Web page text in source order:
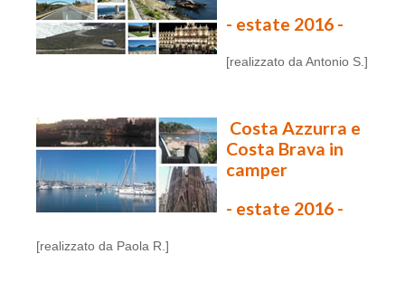
- estate 2016 -
[realizzato da Antonio S.]
Costa Azzurra e
Costa Brava in
camper
- estate 2016 -
[realizzato da Paola R.]